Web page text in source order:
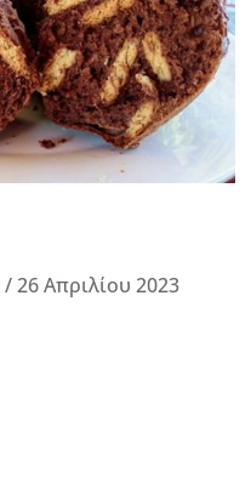
/26 Απριλίου 2023